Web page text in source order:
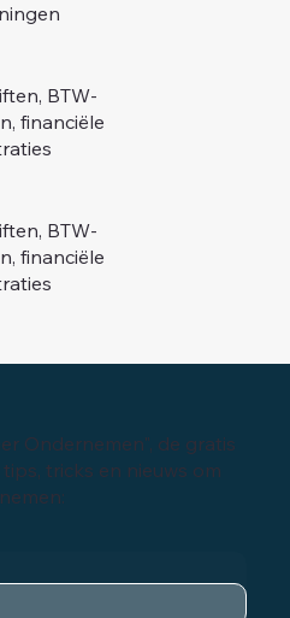
BTW-
financiële
BTW-
financiële
Ondernemen", de gratis
tricks en nieuws om